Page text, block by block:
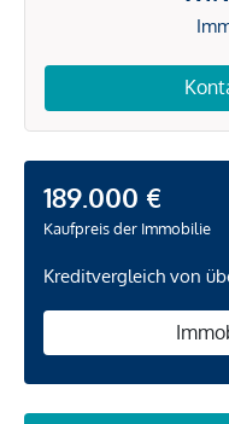
189.000 €
Kaufpreis der Immobilie
Kreditvergleich von